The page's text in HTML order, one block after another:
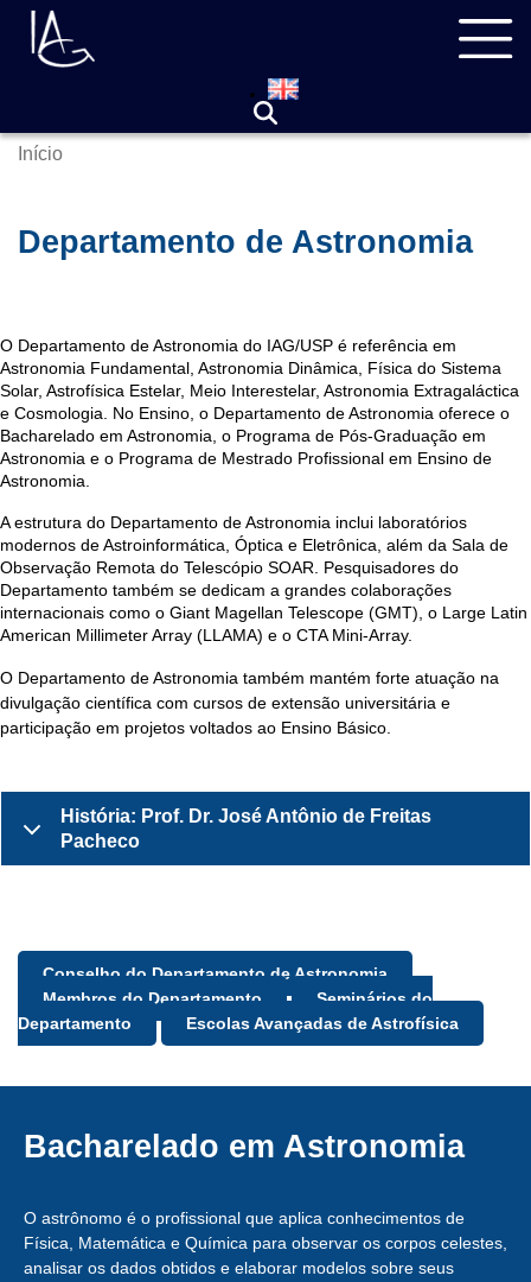
Pular
para
Trilha
Início
Departamento de Astronomia
O Departamento de Astronomia do IAG/USP é referência em
Astronomia Fundamental, Astronomia Dinâmica, Física do Sistema
Solar, Astrofísica Estelar, Meio Interestelar, Astronomia Extragaláctica
e Cosmologia. No Ensino, o Departamento de Astronomia oferece o
Bacharelado em Astronomia, o Programa de Pós-Graduação em
Astronomia e o Programa de Mestrado Profissional em Ensino de
Astronomia.
A estrutura do Departamento de Astronomia inclui laboratórios
modernos de Astroinformática, Óptica e Eletrônica, além da Sala de
Observação Remota do Telescópio SOAR. Pesquisadores do
Departamento também se dedicam a grandes colaborações
internacionais como o Giant Magellan Telescope (GMT), o Large Latin
American Millimeter Array (LLAMA) e o CTA Mini-Array.
O Departamento de Astronomia também mantém forte atuação na
divulgação científica com cursos de extensão universitária e
participação em projetos voltados ao Ensino Básico.
História: Prof. Dr. José Antônio de Freitas
Pacheco
Conselho do Departamento de Astronomia
Membros do Departamento
Seminários do
Departamento
Escolas Avançadas de Astrofísica
Bacharelado em Astronomia
O astrônomo é o profissional que aplica conhecimentos de
Física, Matemática e Química para observar os corpos celestes,
analisar os dados obtidos e elaborar modelos sobre seus